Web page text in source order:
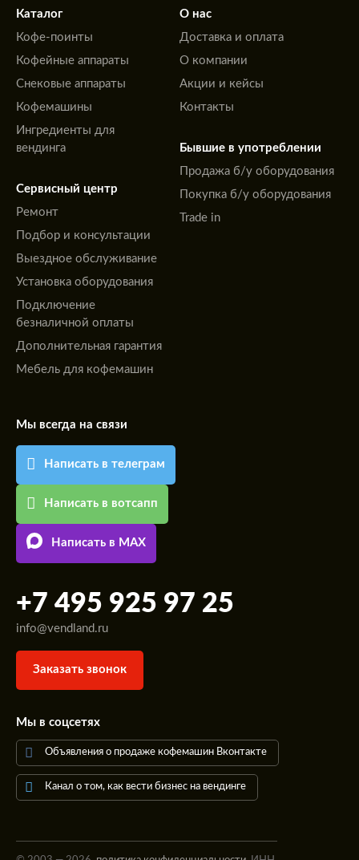
Каталог
Кофе-поинты
Кофейные аппараты
Снековые аппараты
Кофемашины
Ингредиенты для
вендинга
Сервисный центр
Ремонт
Подбор и консультации
Выездное обслуживание
Установка оборудования
Подключение
безналичной оплаты
Дополнительная гарантия
Мебель для кофемашин
О нас
Доставка и оплата
О компании
Акции и кейсы
Контакты
Бывшие в употреблении
Продажа б/у оборудования
Покупка б/у оборудования
Trade in
Мы всегда на связи
Написать в телеграм
Написать в вотсапп
Написать в MAX
+7 495 925 97 25
info@vendland.ru
Заказать звонок
Мы в соцсетях
Объявления о продаже кофемашин Вконтакте
Канал о том, как вести бизнес на вендинге